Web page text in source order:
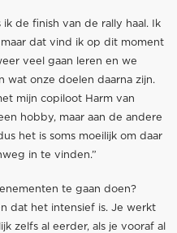
ik de finish van de rally haal. Ik
dat vind ik op dit moment
veel gaan leren en we
wat onze doelen daarna zijn.
mijn copiloot Harm van
hobby, maar aan de andere
het is soms moeilijk om daar
in te vinden.”
te gaan doen?
dat het intensief is. Je werkt
zelfs al eerder, als je vooraf al